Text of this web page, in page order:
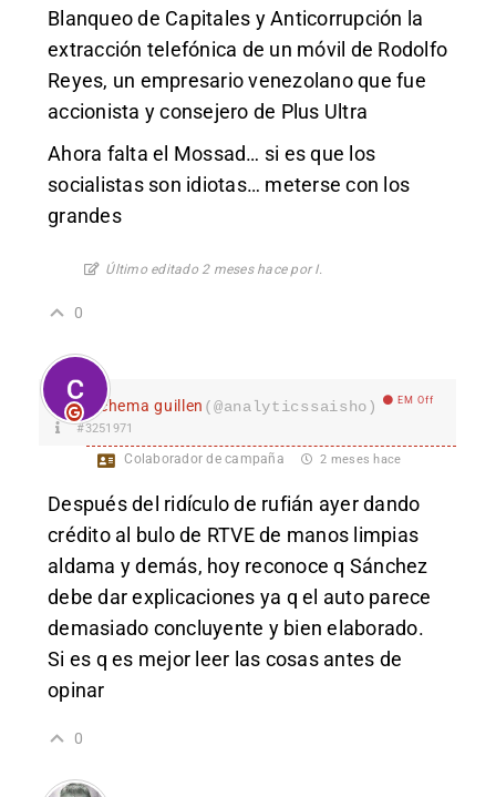
Blanqueo de Capitales y Anticorrupción la
extracción telefónica de un móvil de Rodolfo
Reyes, un empresario venezolano que fue
accionista y consejero de Plus Ultra
Ahora falta el Mossad… si es que los
socialistas son idiotas… meterse con los
grandes
Último editado 2 meses hace por I.
0
chema guillen (@analyticssaisho) EM Off
#3251971
Colaborador de campaña 2 meses hace
Después del ridículo de rufián ayer dando
crédito al bulo de RTVE de manos limpias
aldama y demás, hoy reconoce q Sánchez
debe dar explicaciones ya q el auto parece
demasiado concluyente y bien elaborado.
Si es q es mejor leer las cosas antes de
opinar
0